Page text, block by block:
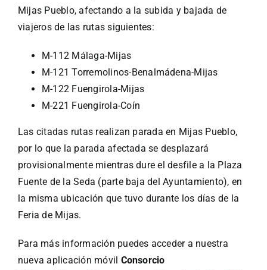
Mijas Pueblo, afectando a la subida y bajada de
viajeros de las rutas siguientes:
M-112 Málaga-Mijas
M-121 Torremolinos-Benalmádena-Mijas
M-122 Fuengirola-Mijas
M-221 Fuengirola-Coín
Las citadas rutas realizan parada en Mijas Pueblo,
por lo que la parada afectada se desplazará
provisionalmente mientras dure el desfile a la Plaza
Fuente de la Seda (parte baja del Ayuntamiento), en
la misma ubicación que tuvo durante los días de la
Feria de Mijas.
Para más información puedes acceder a nuestra
nueva aplicación móvil Consorcio